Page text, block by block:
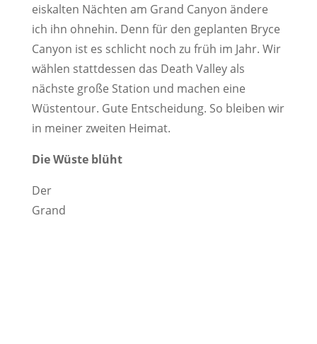
eiskalten Nächten am Grand Canyon ändere
ich ihn ohnehin. Denn für den geplanten Bryce
Canyon ist es schlicht noch zu früh im Jahr. Wir
wählen stattdessen das Death Valley als
nächste große Station und machen eine
Wüstentour. Gute Entscheidung. So bleiben wir
in meiner zweiten Heimat.
Die Wüste blüht
Der
Grand